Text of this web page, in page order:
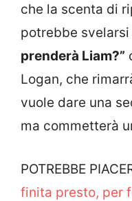
che la scenta di
potrebbe
prenderà Liam?”
Logan, che
vuole dare una
ma commetterà
POTREBBE
finita presto, per